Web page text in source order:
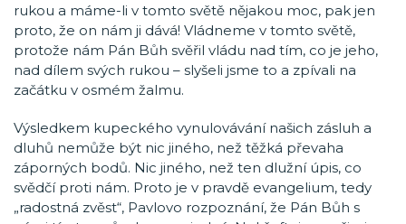
rukou a máme-li v tomto světě nějakou moc, pak jen
proto, že on nám ji dává! Vládneme v tomto světě,
protože nám Pán Bůh svěřil vládu nad tím, co je jeho,
nad dílem svých rukou – slyšeli jsme to a zpívali na
začátku v osmém žalmu.
Výsledkem kupeckého vynulovávání našich zásluh a
dluhů nemůže být nic jiného, než těžká převaha
záporných bodů. Nic jiného, než ten dlužní úpis, co
svědčí proti nám. Proto je v pravdě evangelium, tedy
„radostná zvěst“, Pavlovo rozpoznání, že Pán Bůh s